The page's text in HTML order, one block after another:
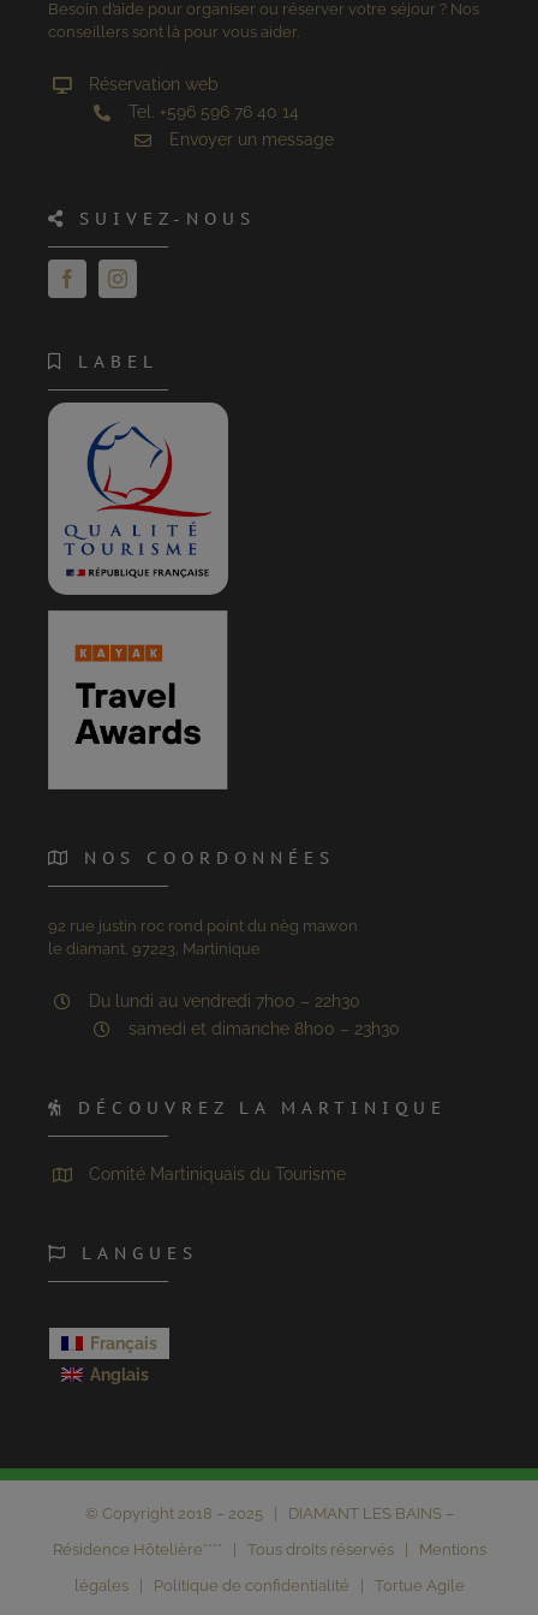
Besoin d’aide pour organiser ou réserver votre séjour ? Nos
conseillers sont là pour vous aider.
Réservation web
Tel. +596 596 76 40 14
Envoyer un message
SUIVEZ-NOUS
LABEL
NOS COORDONNÉES
92 rue justin roc rond point du nèg mawon
le diamant, 97223, Martinique
Du lundi au vendredi 7h00 – 22h30
samedi et dimanche 8h00 – 23h30
DÉCOUVREZ LA MARTINIQUE
Comité Martiniquais du Tourisme
LANGUES
Français
Anglais
© Copyright 2018 – 2025 | DIAMANT LES BAINS –
Résidence Hôtelière**** | Tous droits réservés | Mentions
légales| Politique de confidentialité | Tortue Agile